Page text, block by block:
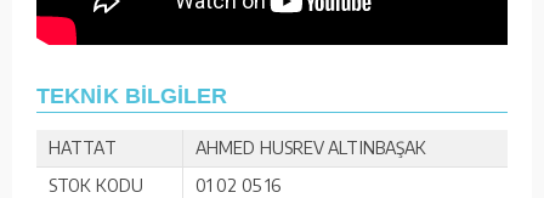
TEKNİK BİLGİLER
HATTAT
AHMED HUSREV ALTINBAŞAK
STOK KODU
01 02 05 16